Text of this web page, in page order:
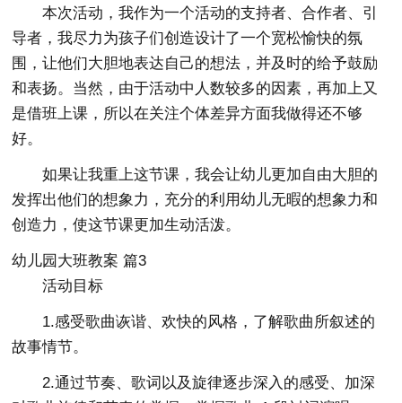
本次活动，我作为一个活动的支持者、合作者、引
导者，我尽力为孩子们创造设计了一个宽松愉快的氛
围，让他们大胆地表达自己的想法，并及时的给予鼓励
和表扬。当然，由于活动中人数较多的因素，再加上又
是借班上课，所以在关注个体差异方面我做得还不够
好。
如果让我重上这节课，我会让幼儿更加自由大胆的
发挥出他们的想象力，充分的利用幼儿无暇的想象力和
创造力，使这节课更加生动活泼。
幼儿园大班教案 篇3
活动目标
1.感受歌曲诙谐、欢快的风格，了解歌曲所叙述的
故事情节。
2.通过节奏、歌词以及旋律逐步深入的感受、加深